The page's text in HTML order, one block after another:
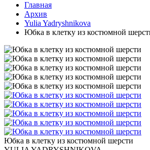
Главная
Архив
Yulia Yadryshnikova
Юбка в клетку из костюмной
Юбка в клетку из костюмной шерсти